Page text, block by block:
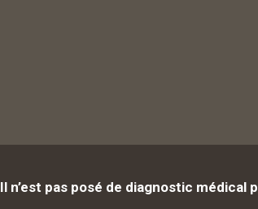
Il n’est pas posé de diagnostic